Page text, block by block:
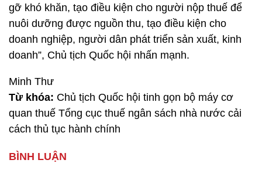
gỡ khó khăn, tạo điều kiện cho người nộp thuế để
nuôi dưỡng được nguồn thu, tạo điều kiện cho
doanh nghiệp, người dân phát triển sản xuất, kinh
doanh”, Chủ tịch Quốc hội nhấn mạnh.
Minh Thư
Từ khóa: Chủ tịch Quốc hội tinh gọn bộ máy cơ
quan thuế Tổng cục thuế ngân sách nhà nước cải
cách thủ tục hành chính